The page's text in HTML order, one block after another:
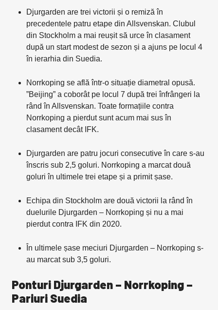
Djurgarden are trei victorii și o remiză în
precedentele patru etape din Allsvenskan. Clubul
din Stockholm a mai reușit să urce în clasament
după un start modest de sezon și a ajuns pe locul 4
în ierarhia din Suedia.
Norrkoping se află într-o situație diametral opusă.
”Beijing” a coborât pe locul 7 după trei înfrângeri la
rând în Allsvenskan. Toate formațiile contra
Norrkoping a pierdut sunt acum mai sus în
clasament decât IFK.
Djurgarden are patru jocuri consecutive în care s-au
înscris sub 2,5 goluri. Norrkoping a marcat două
goluri în ultimele trei etape și a primit șase.
Echipa din Stockholm are două victorii la rând în
duelurile Djurgarden – Norrkoping și nu a mai
pierdut contra IFK din 2020.
În ultimele șase meciuri Djurgarden – Norrkoping s-
au marcat sub 3,5 goluri.
Ponturi Djurgarden – Norrkoping –
Pariuri Suedia